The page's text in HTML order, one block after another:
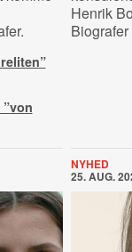
Henrik
NYHED
25. AUG.